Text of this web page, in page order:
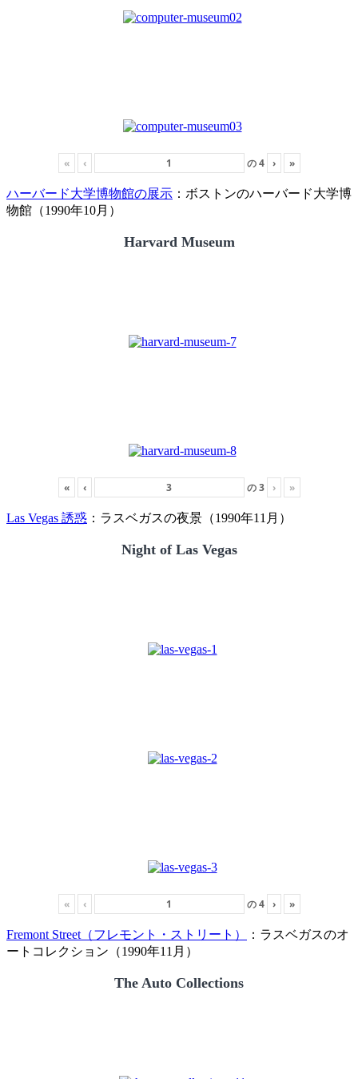
« ‹ の4 › »
ハーバード大学博物館の展示 ：ボストンのハーバード大学博
物館（1990年10月）
Harvard Museum
« ‹ の3 › »
Las Vegas 誘惑 ：ラスベガスの夜景（1990年11月）
Night of Las Vegas
« ‹ の4 › »
Fremont Street（フレモント・ストリート）
：ラスベガスのオ
ートコレクション（1990年11月）
The Auto Collections